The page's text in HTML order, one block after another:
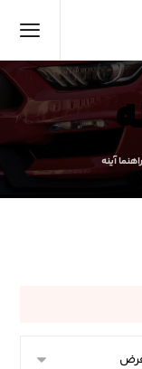
راهنما آینه